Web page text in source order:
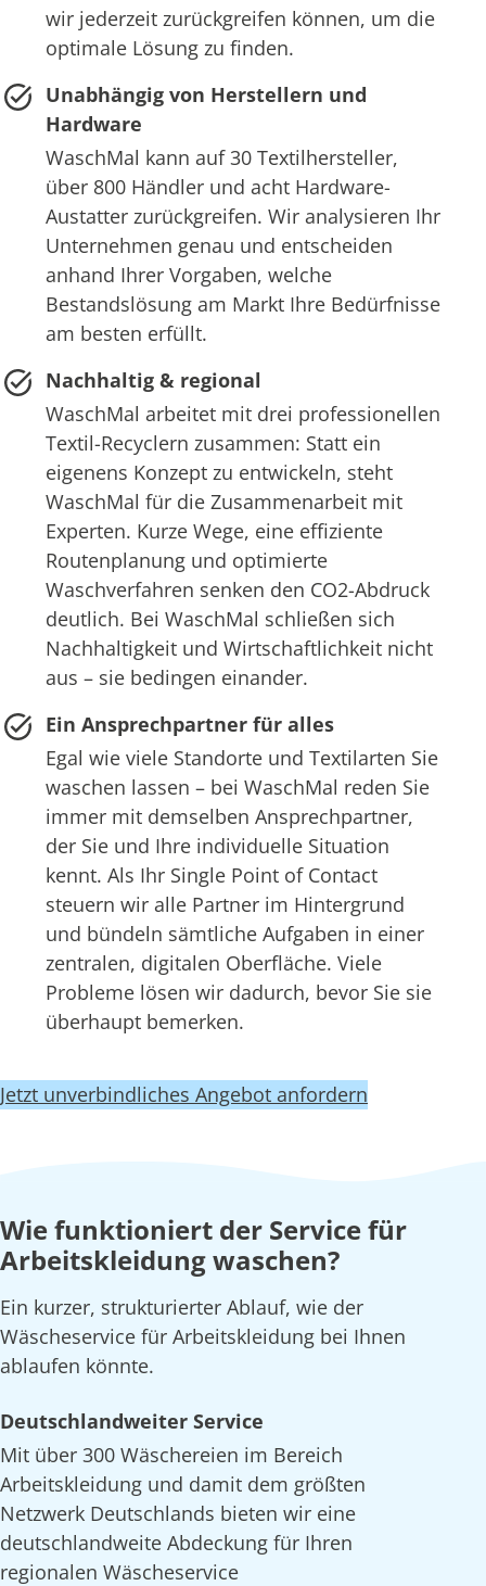
wir jederzeit zurückgreifen können, um die
optimale Lösung zu finden.
Unabhängig von Herstellern und
Hardware
WaschMal kann auf 30 Textilhersteller,
über 800 Händler und acht Hardware-
Austatter zurückgreifen. Wir analysieren Ihr
Unternehmen genau und entscheiden
anhand Ihrer Vorgaben, welche
Bestandslösung am Markt Ihre Bedürfnisse
am besten erfüllt.
Nachhaltig & regional
WaschMal arbeitet mit drei professionellen
Textil-Recyclern zusammen: Statt ein
eigenens Konzept zu entwickeln, steht
WaschMal für die Zusammenarbeit mit
Experten. Kurze Wege, eine effiziente
Routenplanung und optimierte
Waschverfahren senken den CO2-Abdruck
deutlich. Bei WaschMal schließen sich
Nachhaltigkeit und Wirtschaftlichkeit nicht
aus – sie bedingen einander.
Ein Ansprechpartner für alles
Egal wie viele Standorte und Textilarten Sie
waschen lassen – bei WaschMal reden Sie
immer mit demselben Ansprechpartner,
der Sie und Ihre individuelle Situation
kennt. Als Ihr Single Point of Contact
steuern wir alle Partner im Hintergrund
und bündeln sämtliche Aufgaben in einer
zentralen, digitalen Oberfläche. Viele
Probleme lösen wir dadurch, bevor Sie sie
überhaupt bemerken.
Jetzt unverbindliches Angebot anfordern
Wie funktioniert der Service für
Arbeitskleidung waschen?
Ein kurzer, strukturierter Ablauf, wie der
Wäscheservice für Arbeitskleidung bei Ihnen
ablaufen könnte.
Deutschlandweiter Service
Mit über 300 Wäschereien im Bereich
Arbeitskleidung und damit dem größten
Netzwerk Deutschlands bieten wir eine
deutschlandweite Abdeckung für Ihren
regionalen Wäscheservice